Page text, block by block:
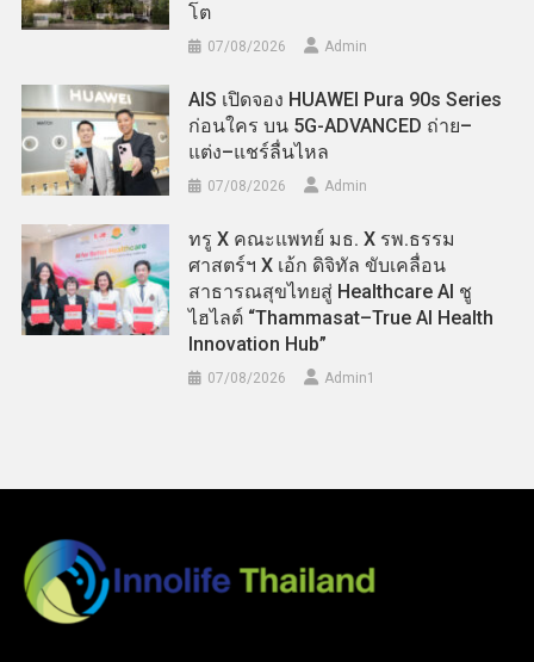
โต
07/08/2026 Admin
AIS เปิดจอง HUAWEI Pura 90s Series
ก่อนใคร บน 5G-ADVANCED ถ่าย–
แต่ง–แชร์ลื่นไหล
07/08/2026 Admin
ทรู X คณะแพทย์ มธ. X รพ.ธรรม
ศาสตร์ฯ X เอ้ก ดิจิทัล ขับเคลื่อน
สาธารณสุขไทยสู่ Healthcare AI ชู
ไฮไลต์ “Thammasat–True AI Health
Innovation Hub”
07/08/2026 Admin​1